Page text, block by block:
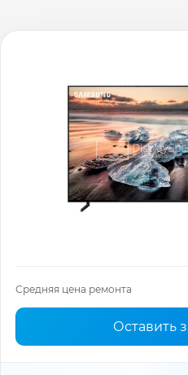
Средняя цена ремонта
Оставить